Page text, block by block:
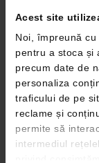
Acest site
Noi, împreună
pentru a stoca și
precum date de
personaliza
traficului de pe
reclame și
permite să
intermediul